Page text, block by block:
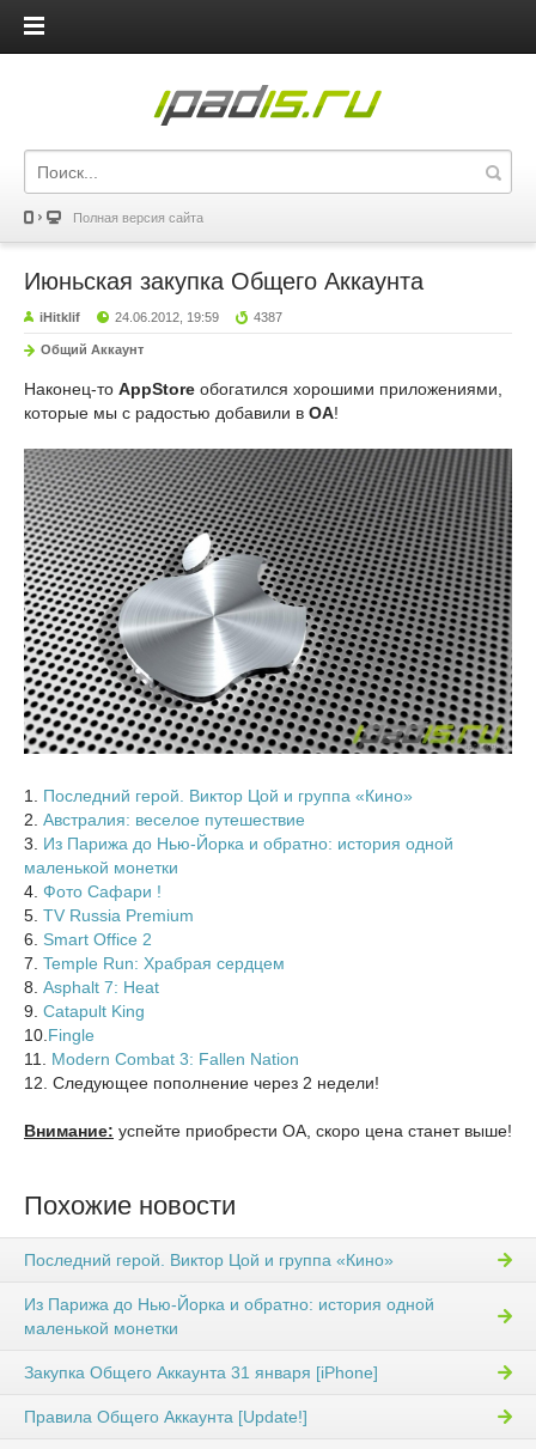
iPadis.ru
Полная версия сайта
Июньская закупка Общего Аккаунта
iHitklif 24.06.2012, 19:59 4387
Общий Аккаунт
Наконец-то AppStore обогатился хорошими приложениями,
которые мы с радостью добавили в ОА!
1. Последний герой. Виктор Цой и группа «Кино»
2. Австралия: веселое путешествие
3. Из Парижа до Нью-Йорка и обратно: история одной
маленькой монетки
4. Фото Сафари !
5. TV Russia Premium
6. Smart Office 2
7. Temple Run: Храбрая сердцем
8. Asphalt 7: Heat
9. Catapult King
10. Fingle
11. Modern Combat 3: Fallen Nation
12. Следующее пополнение через 2 недели!
Внимание: успейте приобрести ОА, скоро цена станет выше!
Похожие новости
Последний герой. Виктор Цой и группа «Кино»
Из Парижа до Нью-Йорка и обратно: история одной
маленькой монетки
Закупка Общего Аккаунта 31 января [iPhone]
Правила Общего Аккаунта [Update!]